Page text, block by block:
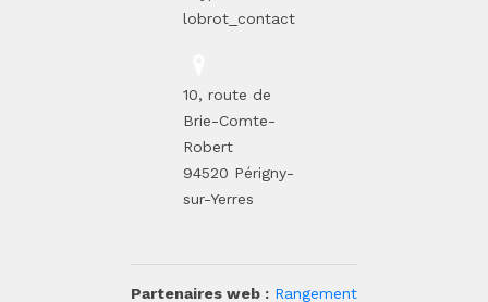
lobrot_contact
10, route de
Brie-Comte-
Robert
94520 Périgny-
sur-Yerres
Partenaires web : Rangement